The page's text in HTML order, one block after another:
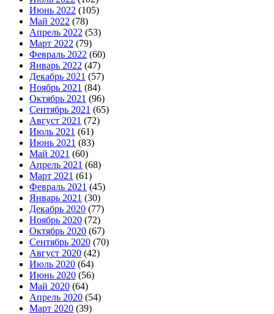
Июнь 2022 (105)
Май 2022 (78)
Апрель 2022 (53)
Март 2022 (79)
Февраль 2022 (60)
Январь 2022 (47)
Декабрь 2021 (57)
Ноябрь 2021 (84)
Октябрь 2021 (96)
Сентябрь 2021 (65)
Август 2021 (72)
Июль 2021 (61)
Июнь 2021 (83)
Май 2021 (60)
Апрель 2021 (68)
Март 2021 (61)
Февраль 2021 (45)
Январь 2021 (30)
Декабрь 2020 (77)
Ноябрь 2020 (72)
Октябрь 2020 (67)
Сентябрь 2020 (70)
Август 2020 (42)
Июль 2020 (64)
Июнь 2020 (56)
Май 2020 (64)
Апрель 2020 (54)
Март 2020 (39)